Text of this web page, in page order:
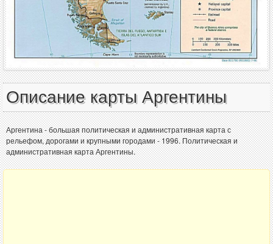
Описание карты Аргентины
Аргентина - большая политическая и административная карта с
рельефом, дорогами и крупными городами - 1996. Политическая и
административная карта Аргентины.